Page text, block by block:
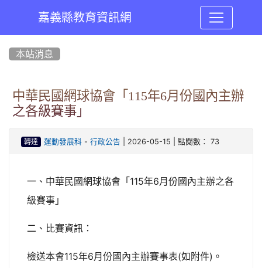
嘉義縣教育資訊網
本站消息
中華民國網球協會「115年6月份國內主辦
之各級賽事」
轉達 運動發展科- 行政公告 | 2026-05-15 | 點閱數： 73
一、中華民國網球協會「115年6月份國內主辦之各
級賽事」
二、比賽資訊：
檢送本會115年6月份國內主辦賽事表(如附件)。